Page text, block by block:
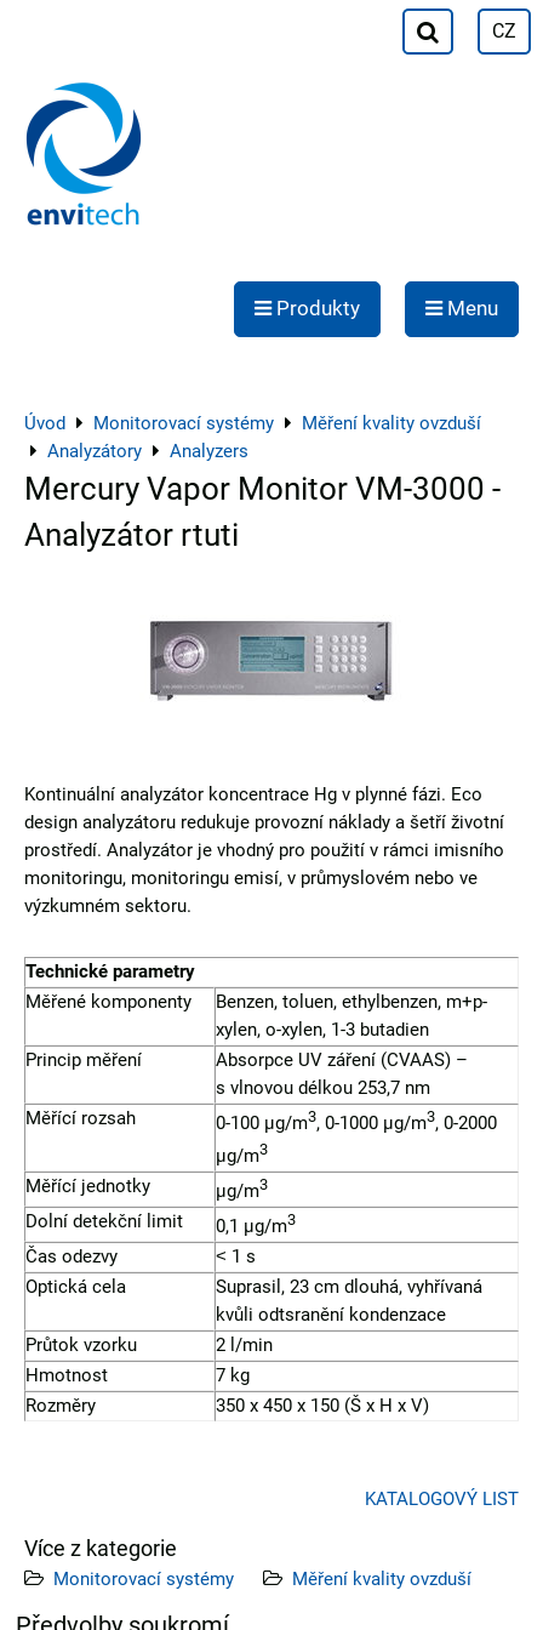
CZ
Produkty Menu
Úvod Monitorovací systémy
Měření kvality ovzduší
Analyzátory
Analyzers
Mercury Vapor Monitor VM-3000 -
Analyzátor rtuti
Kontinuální analyzátor koncentrace Hg v plynné fázi. Eco
design analyzátoru redukuje provozní náklady a šetří životní
prostředí. Analyzátor je vhodný pro použití v rámci imisního
monitoringu, monitoringu emisí, v průmyslovém nebo ve
výzkumném sektoru.
Technické parametry
Měřené komponenty
Benzen, toluen, ethylbenzen, m+p-
xylen, o-xylen, 1-3 butadien
Princip měření
Absorpce UV záření (CVAAS) –
s vlnovou délkou 253,7 nm
Měřící rozsah
0-100 µg/m3, 0-1000 µg/m3, 0-2000
µg/m3
Měřící jednotky µg/m3
Dolní detekční limit 0,1 µg/m3
Čas odezvy
˂ 1 s
Optická cela
Suprasil, 23 cm dlouhá, vyhřívaná
kvůli odtsranění kondenzace
Průtok vzorku
2 l/min
Hmotnost
7 kg
Rozměry
350 x 450 x 150 (Š x H x V)
KATALOGOVÝ LIST
Více z kategorie
Monitorovací systémy
Měření kvality ovzduší